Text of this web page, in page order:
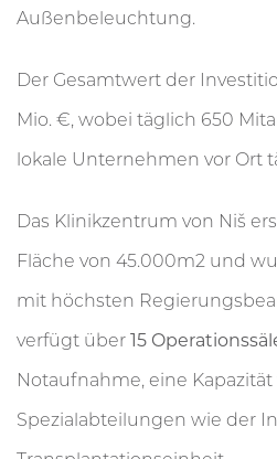
Außenbeleuchtung.
Der Gesamtwert der
Mio. €, wobei täglich 650
lokale Unternehmen vor Ort
Das Klinikzentrum von Niš
Fläche von 45.000m2 und
mit höchsten
verfügt über 15
Notaufnahme, eine Kapazität
Spezialabteilungen wie der